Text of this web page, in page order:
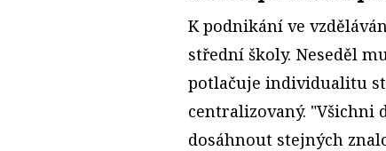
K podnikání ve
střední školy. Neseděl
potlačuje individualitu
centralizovaný. "Všichni
dosáhnout stejných